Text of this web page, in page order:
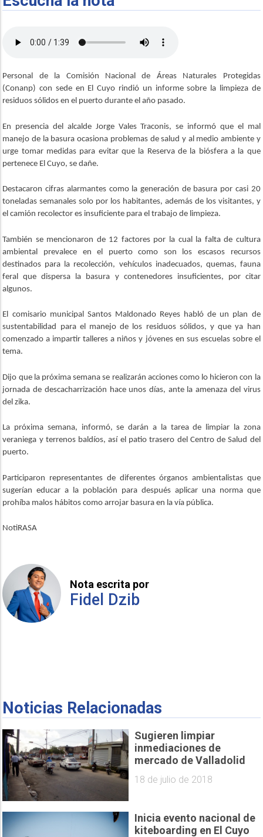
Personal de la Comisión Nacional de Áreas Naturales Protegidas
(Conanp) con sede en El Cuyo rindió un informe sobre la limpieza de
residuos sólidos en el puerto durante el año pasado.
En presencia del alcalde Jorge Vales Traconis, se informó que el mal
manejo de la basura ocasiona problemas de salud y al medio ambiente y
urge tomar medidas para evitar que la Reserva de la biósfera a la que
pertenece El Cuyo, se dañe.
Destacaron cifras alarmantes como la generación de basura por casi 20
toneladas semanales solo por los habitantes, además de los visitantes, y
el camión recolector es insuficiente para el trabajo de limpieza.
También se mencionaron de 12 factores por la cual la falta de cultura
ambiental prevalece en el puerto como son los escasos recursos
destinados para la recolección, vehículos inadecuados, quemas, fauna
feral que dispersa la basura y contenedores insuficientes, por citar
algunos.
El comisario municipal Santos Maldonado Reyes habló de un plan de
sustentabilidad para el manejo de los residuos sólidos, y que ya han
comenzado a impartir talleres a niños y jóvenes en sus escuelas sobre el
tema.
Dijo que la próxima semana se realizarán acciones como lo hicieron con la
jornada de descacharrización hace unos días, ante la amenaza del virus
del zika.
La próxima semana, informó, se darán a la tarea de limpiar la zona
veraniega y terrenos baldíos, así el patio trasero del Centro de Salud del
puerto.
Participaron representantes de diferentes órganos ambientalistas que
sugerían educar a la población para después aplicar una norma que
prohíba malos hábitos como arrojar basura en la vía pública.
NotiRASA
Nota escrita por
Fidel Dzib
Noticias Relacionadas
Sugieren limpiar
inmediaciones de
mercado de Valladolid
18 de julio de 2018
Inicia evento nacional de
kiteboarding en El Cuyo